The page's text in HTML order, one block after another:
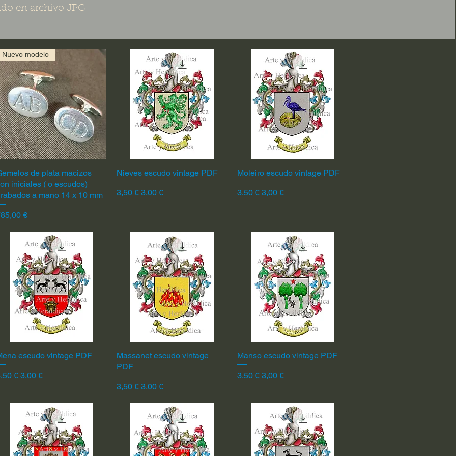
en archivo JPG
Vista rápida
Nuevo modelo
de plata macizos
iniciales ( o escudos)
a mano 14 x 10 mm
€
Vista rápida
Nieves escudo vintage PDF
Precio
3,50 € Precio de oferta
3,00 €
Vista rápida
Moleiro escudo vintage PDF
Precio
3,50 € Precio de oferta
3,00 €
Vista rápida
escudo vintage PDF
€ Precio de oferta
3,00 €
Vista rápida
Massanet escudo vintage
PDF
Precio
3,50 € Precio de oferta
3,00 €
Vista rápida
Manso escudo vintage PDF
Precio
3,50 € Precio de oferta
3,00 €